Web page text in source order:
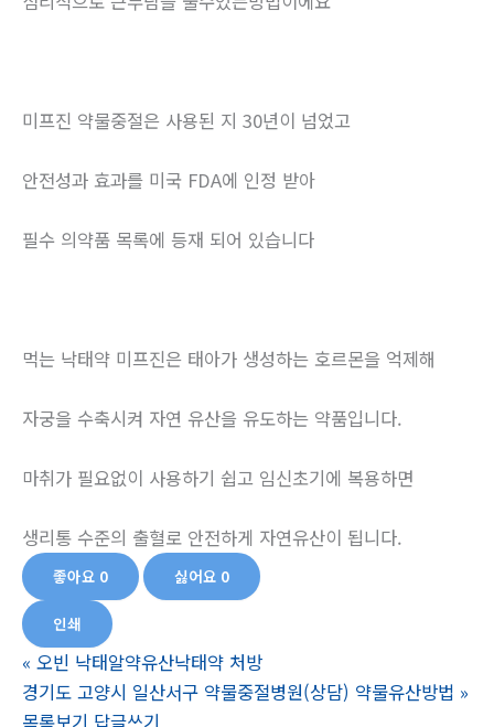
미프진 약물중절은 사용된 지 30년이 넘었고
안전성과 효과를 미국 FDA에 인정 받아
필수 의약품 목록에 등재 되어 있습니다
먹는 낙태약 미프진은 태아가 생성하는 호르몬을 억제해
자궁을 수축시켜 자연 유산을 유도하는 약품입니다.
마취가 필요없이 사용하기 쉽고 임신초기에 복용하면
생리통 수준의 출혈로 안전하게 자연유산이 됩니다.
좋아요 0 싫어요 0
인쇄
« 오빈 낙태알약유산낙­태약 처방
경기도 고양시 일산서구 약물중절병원(상담) 약물유산방법 »
목록보기 답글쓰기